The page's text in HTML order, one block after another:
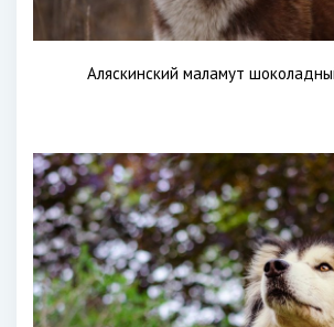
Аляскинский маламут